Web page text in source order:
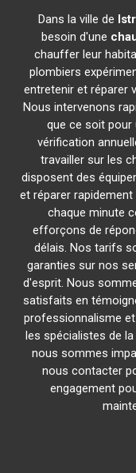
Dans la ville de
besoin d'une
chauffer leur
plombiers
entretenir et réparer
Nous intervenons
que ce soit pour
vérification
travailler sur les
disposent des
et réparer
chaque minute
efforçons de
délais. Nos tarifs
garanties sur nos
d'esprit. Nous
satisfaits en
professionnalisme
les spécialistes de la
nous sommes
nous contacter
engagement